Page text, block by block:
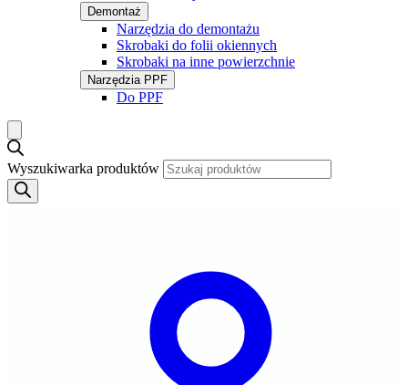
Demontaż
Narzędzia do demontażu
Skrobaki do folii okiennych
Skrobaki na inne powierzchnie
Narzędzia PPF
Do PPF
Wyszukiwarka produktów